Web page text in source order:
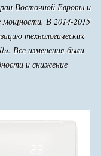
Восточной Европы и
мощности. В 2014-2015
технологических
Все изменения были
и снижение